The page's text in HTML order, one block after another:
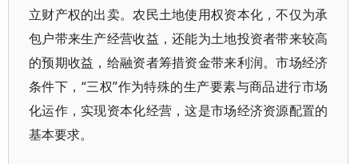
立财产权的出卖。农民土地使用权资本化，不仅为承
包户带来生产经营收益，还能为土地投资者带来较高
的预期收益，给融资者筹措资金带来利润。市场经济
条件下，“三权”作为特殊的生产要素与商品进行市场
化运作，实现资本化经营，这是市场经济资源配置的
基本要求。